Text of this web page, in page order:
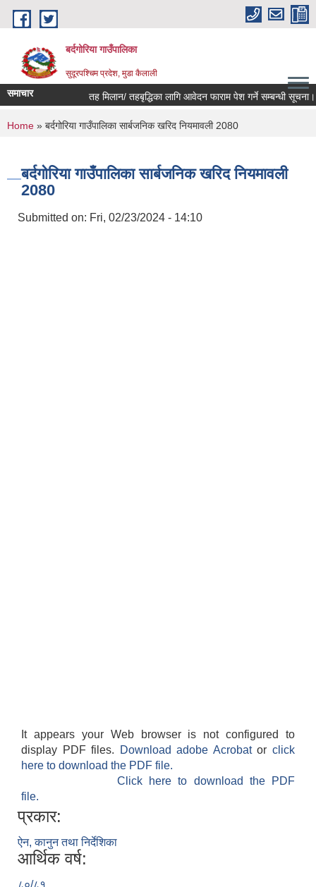
Skip to main content
बर्दगोरिया गाउँपालिका
सुदूरपश्चिम प्रदेश, मुडा कैलाली
समाचार तह मिलान/ तहबृद्धिका लागि आवेदन फाराम पेश गर्ने सम्बन्धी सूचना।
You are here
Home » बर्दगोरिया गाउँपालिका सार्बजनिक खरिद नियमावली 2080
बर्दगोरिया गाउँपालिका सार्बजनिक खरिद नियमावली
2080
Submitted on: Fri, 02/23/2024 - 14:10
It appears your Web browser is not configured to
display PDF files.
Download adobe Acrobatorclick
here to download the PDF file.
Click here to download the PDF
file.
प्रकार:
ऐन, कानुन तथा निर्देशिका
आर्थिक वर्ष: